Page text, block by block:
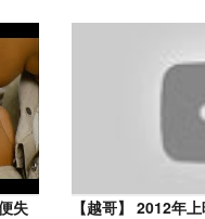
失
【越哥】 2012年